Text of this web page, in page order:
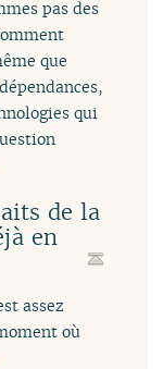
pas des
que
qui
de la
en
assez
où